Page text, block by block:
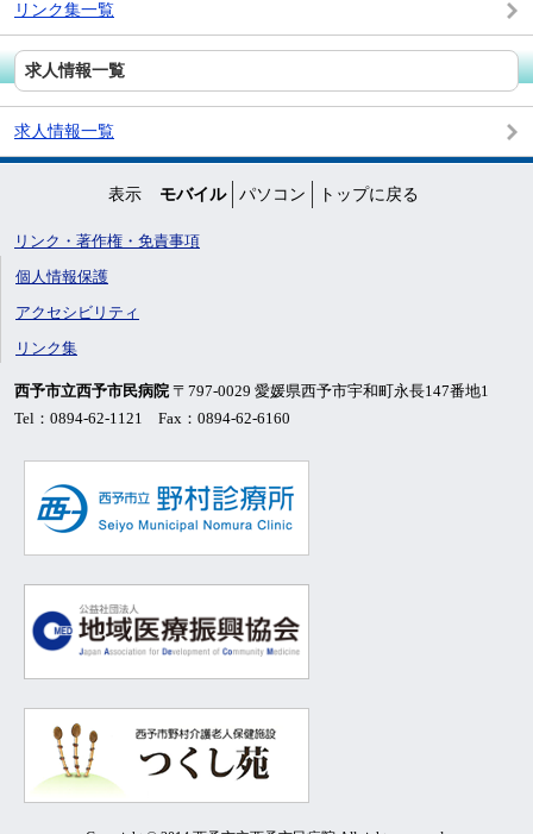
リンク集一覧
求人情報一覧
求人情報一覧
表示 モバイル パソコン トップに戻る
リンク・著作権・免責事項
個人情報保護
アクセシビリティ
リンク集
西予市立西予市民病院 〒797-0029 愛媛県西予市宇和町永長147番地1
Tel：0894-62-1121 Fax：0894-62-6160